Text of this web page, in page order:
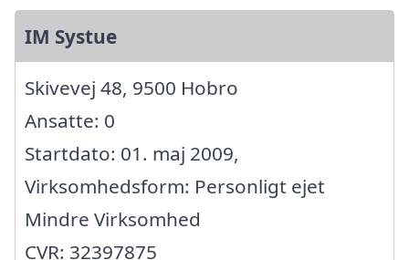
IM Systue
Skivevej 48, 9500 Hobro
Ansatte: 0
Startdato: 01. maj 2009,
Virksomhedsform: Personligt ejet
Mindre Virksomhed
CVR: 32397875